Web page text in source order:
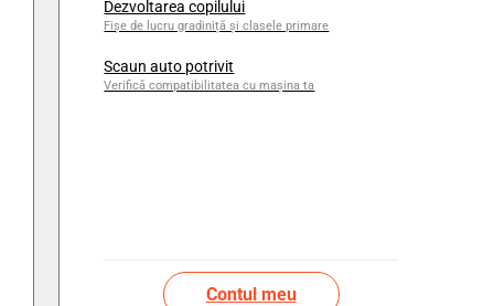
Dezvoltarea copilului
Fișe de lucru gradiniță și clasele primare
Scaun auto potrivit
Verifică compatibilitatea cu mașina ta
Contul meu